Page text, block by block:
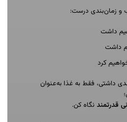
و زمان‌بندی درست:
داشت
داشت
کرد
داشتی، فقط به غذا به‌عنوان
قدرتمند نگاه کن.